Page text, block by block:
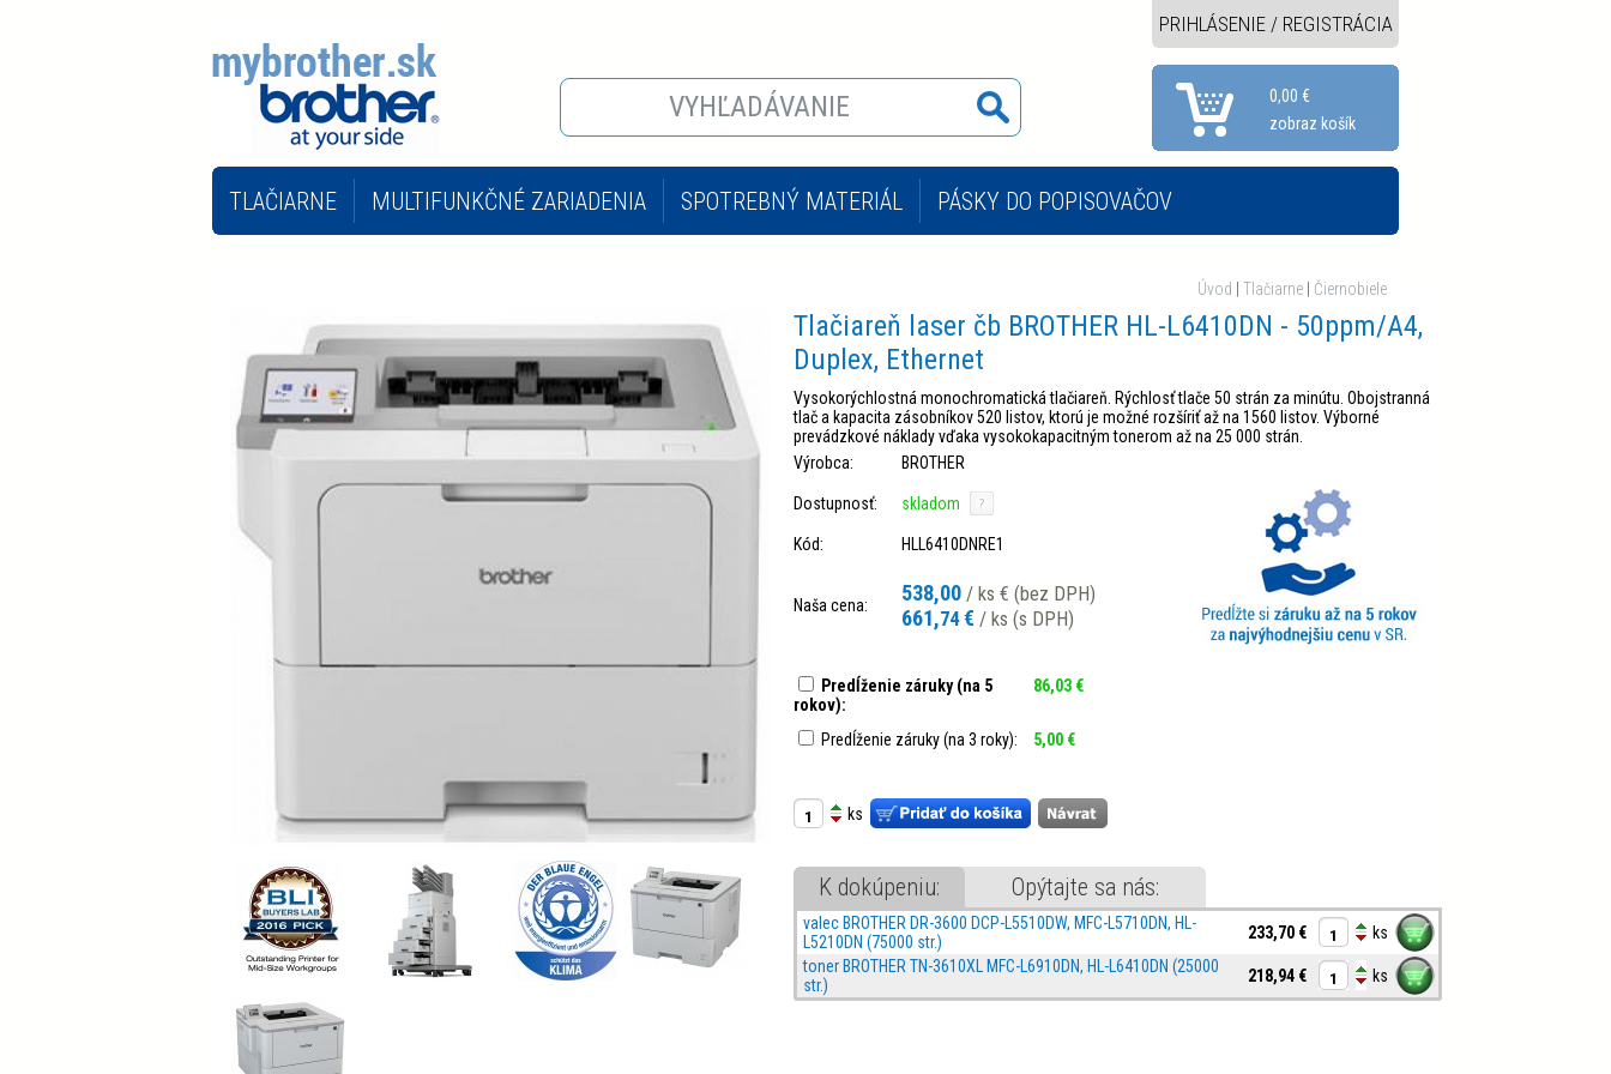
PRIHLÁSENIE / REGISTRÁCIA
0,00 €
zobraz košík
TLAČIARNE MULTIFUNKČNÉ ZARIADENIA SPOTREBNÝ MATERIÁL PÁSKY DO POPISOVAČOV
Úvod Tlačiarne Čiernobiele
Tlačiareň laser čb BROTHER HL-L6410DN - 50ppm/A4,
Duplex, Ethernet
Vysokorýchlostná monochromatická tlačiareň. Rýchlosť tlače 50 strán za minútu. Obojstranná
tlač a kapacita zásobníkov 520 listov, ktorú je možné rozšíriť až na 1560 listov. Výborné
prevádzkové náklady vďaka vysokokapacitným tonerom až na 25 000 strán.
Výrobca:
BROTHER
Dostupnosť: skladom
Kód: HLL6410DNRE1
Naša cena: 538,00 / ks € (bez DPH)
661,74€ / ks (s DPH)
Predĺženie záruky (na 5
rokov):
86,03 €
Predĺženie záruky (na 3 roky): 5,00 €
ks
K dokúpeniu: Opýtajte sa nás:
valec BROTHER DR-3600 DCP-L5510DW, MFC-L5710DN, HL-
L5210DN (75000 str.)
233,70 €
ks
toner BROTHER TN-3610XL MFC-L6910DN, HL-L6410DN (25000
str.)
218,94 € ks